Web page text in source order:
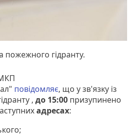
пожежного гідранту.
повідомляє, що у зв'язку із
, до 15:00 призупинено
адресах: